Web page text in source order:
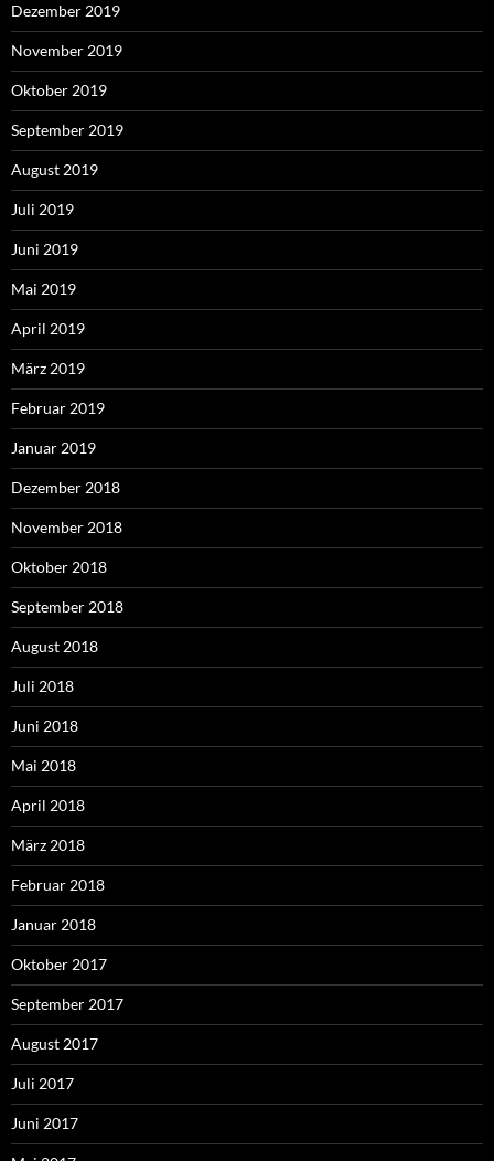
Dezember 2019
November 2019
Oktober 2019
September 2019
August 2019
Juli 2019
Juni 2019
Mai 2019
April 2019
März 2019
Februar 2019
Januar 2019
Dezember 2018
November 2018
Oktober 2018
September 2018
August 2018
Juli 2018
Juni 2018
Mai 2018
April 2018
März 2018
Februar 2018
Januar 2018
Oktober 2017
September 2017
August 2017
Juli 2017
Juni 2017